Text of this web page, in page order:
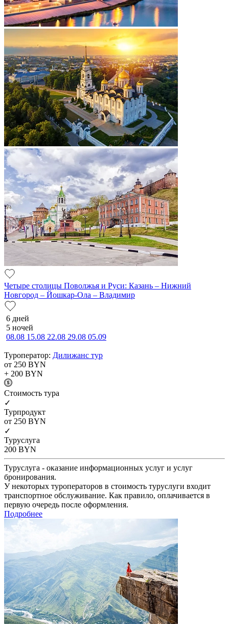
Четыре столицы Поволжья и Руси: Казань – Нижний
Новгород – Йошкар-Ола – Владимир
6 дней
5 ночей
08.08 15.08 22.08 29.08 05.09
Туроператор: Дилижанс тур
от 250 BYN
+ 200 BYN
Cтоимость тура
✓
Турпродукт
от 250 BYN
✓
Туруслуга
200 BYN
Туруслуга - оказание информационных услуг и услуг
бронирования.
У некоторых туроператоров в стоимость туруслуги входит
транспортное обслуживание. Как правило, оплачивается в
первую очередь после оформления.
Подробнее